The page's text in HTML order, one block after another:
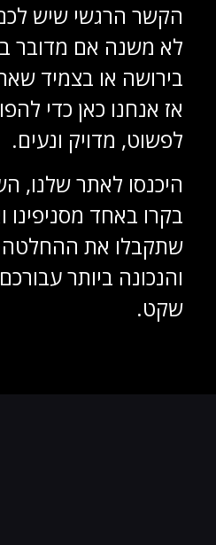
הקשר הרגשי שיש
לא משנה אם מדובר
בירושה או בצמיד
אז אנחנו כאן כדי
לפשוט, מדויק ונעים.
היכנסו לאתר שלנו,
בקרו באחד מסניפינו
שתקבלו את
והנכונה ביותר
שקט.